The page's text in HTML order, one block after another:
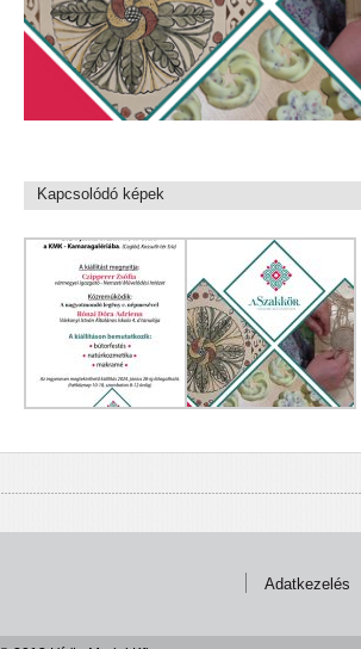
Kapcsolódó képek
Adatkezelés